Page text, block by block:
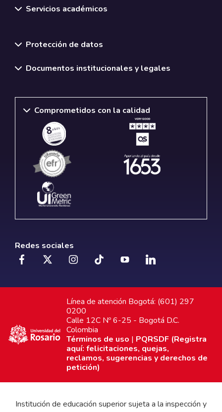
Servicios académicos
Protección de datos
Documentos institucionales y legales
Comprometidos con la calidad
Redes sociales
Línea de atención Bogotá: (601) 297
0200
Calle 12C Nº 6-25 - Bogotá D.C.
Colombia
Términos de uso | PQRSDF (Registra
aquí: felicitaciones, quejas,
reclamos, sugerencias y derechos de
petición)
Institución de educación superior sujeta a la inspección y